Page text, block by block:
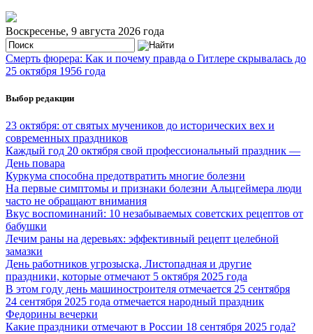
Воскресенье, 9 августа 2026 года
Смерть фюрера: Как и почему правда о Гитлере скрывалась до
25 октября 1956 года
Выбор редакции
23 октября: от святых мучеников до исторических вех и
современных праздников
Каждый год 20 октября свой профессиональный праздник —
День повара
Куркума способна предотвратить многие болезни
На первые симптомы и признаки болезни Альцгеймера люди
часто не обращают внимания
Вкус воспоминаний: 10 незабываемых советских рецептов от
бабушки
Лечим раны на деревьях: эффективный рецепт целебной
замазки
День работников угрозыска, Листопадная и другие
праздники, которые отмечают 5 октября 2025 года
В этом году день машиностроителя отмечается 25 сентября
24 сентября 2025 года отмечается народный праздник
Федорины вечерки
Какие праздники отмечают в России 18 сентября 2025 года?